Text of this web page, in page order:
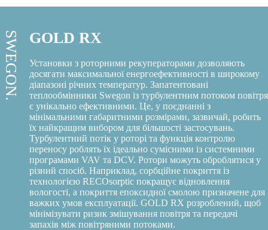
SWEGON. GOLD RX
Установки з роторними рекуператорами дозволяють
досягати максимальної енергоефективності в широкому
діапазоні річних температур. Запатентовані
теплообмінники Swegon із турбулентним потоком повітря
є унікально ефективними. Це, у поєднанні з
мінімальними габаритними розмірами, зазвичай, робить
їх найкращим вибором для більшості застосувань.
Турбулентний потік у роторі та функція контролю
переносу роблять їх ідеально сумісними із системними
програмами VAV та DCV. Ротори можуть оброблятися у
різний спосіб. Наприклад, сорбційне покриття із
технологією RECOsorptic покращує відновлення
вологості, а покриття епоксидної смолою призначене для
важких умов експлуатації. GOLD RX розроблений, щоб
мінімізувати ризик змішування повітря та передачі
запахів між повітряними потоками.